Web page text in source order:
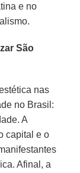
e no
São
nas
no Brasil:
A
capital e o
Afinal, a